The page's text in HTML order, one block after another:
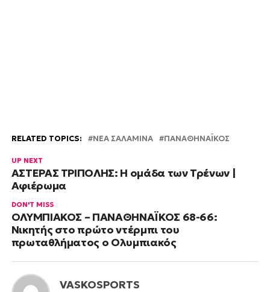
RELATED TOPICS: ΝΕΑ ΣΑΛΑΜΙΝΑ ΠΑΝΑΘΗΝΑΪΚΟΣ
UP NEXT
ΑΣΤΕΡΑΣ ΤΡΙΠΟΛΗΣ: Η ομάδα των Τρένων |
Αφιέρωμα
DON'T MISS
ΟΛΥΜΠΙΑΚΟΣ – ΠΑΝΑΘΗΝΑΪΚΟΣ 68-66:
Νικητής στο πρώτο ντέρμπι του
πρωταθλήματος ο Ολυμπιακός
VASKOSPORTS